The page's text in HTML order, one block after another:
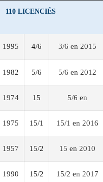
110 LICENCIÉS
1995 4/6 3/6 en 2015
1982 5/6 5/6 en 2012
1974 15 5/6 en
1975 15/1 15/1 en 2016
1957 15/2 15 en 2010
1990 15/2 15/2 en 2017